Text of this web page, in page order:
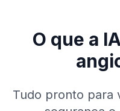
O que a
Tudo pronto para